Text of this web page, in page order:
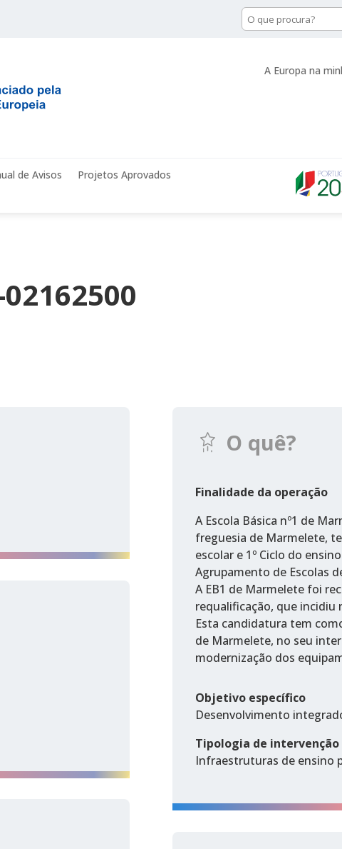
A Europa na
de Avisos
Projetos Aprovados
02162500
O quê?
Finalidade da operação
A Escola Básica nº1 de
freguesia de Marmelete,
escolar e 1º Ciclo do
Agrupamento de Escolas
A EB1 de Marmelete foi
requalificação, que incidiu
Esta candidatura tem
de Marmelete, no seu
modernização dos
Objetivo específico
Desenvolvimento
Tipologia de intervenção
Infraestruturas de ensino